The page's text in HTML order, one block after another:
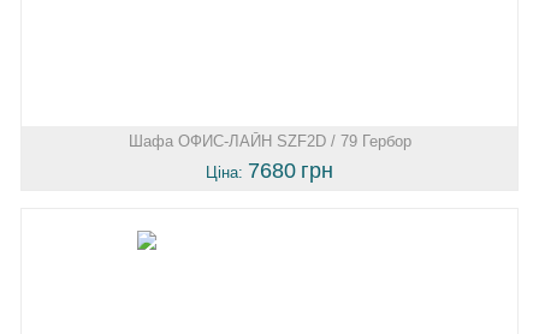
Шафа ОФИС-ЛАЙН SZF2D / 79 Гербор
Ціна: 7680 грн